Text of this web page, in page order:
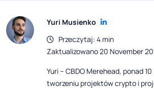
Yuri Musienko
Przeczytaj: 4 min
Zaktualizowano 20 November
Yuri – CBDO Merehead, ponad
tworzeniu projektów crypto i